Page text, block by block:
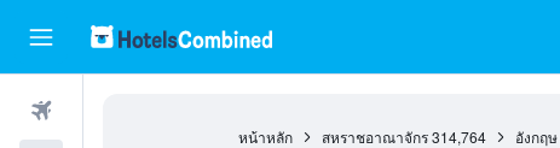
หน้าหลัก สหราชอาณาจักร 314,764 อังกฤษ